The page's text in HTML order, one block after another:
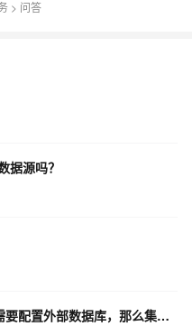
> 问答
源吗？
Nacos内置数据源模式下，虽然不需要配置外部数据库，那么集群通信需要怎么设置？